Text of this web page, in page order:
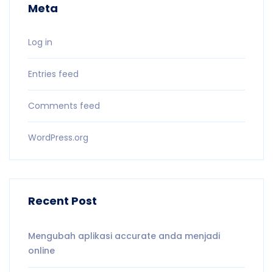
Meta
Log in
Entries feed
Comments feed
WordPress.org
Recent Post
Mengubah aplikasi accurate anda menjadi
online